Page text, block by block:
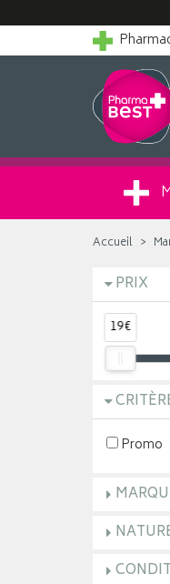
Accueil
PRIX
19€
Promo